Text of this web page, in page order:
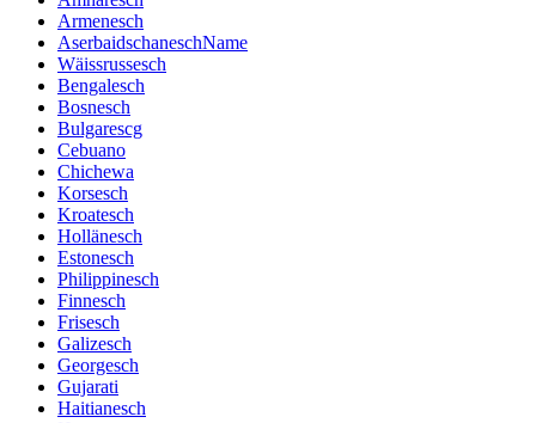
Armenesch
AserbaidschaneschName
Wäissrussesch
Bengalesch
Bosnesch
Bulgarescg
Cebuano
Chichewa
Korsesch
Kroatesch
Hollänesch
Estonesch
Philippinesch
Finnesch
Frisesch
Galizesch
Georgesch
Gujarati
Haitianesch